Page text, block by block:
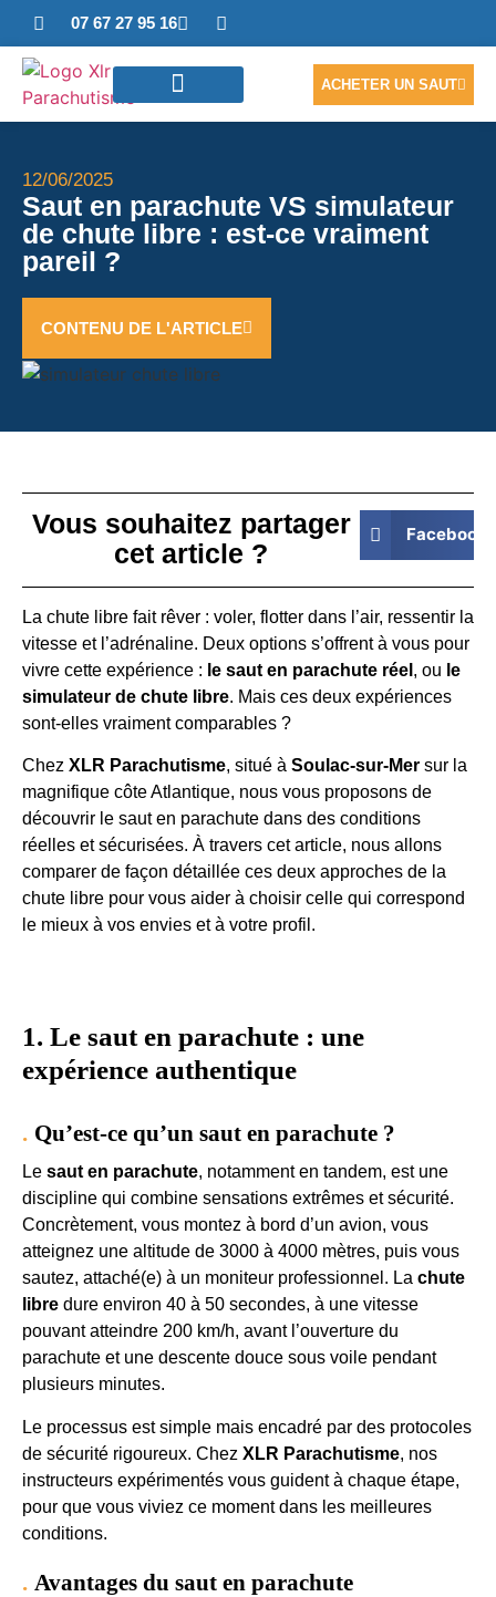
07 67 27 95 16
ACHETER UN SAUT
12/06/2025
Saut en parachute VS simulateur
de chute libre : est-ce vraiment
pareil ?
CONTENU DE L'ARTICLE
Vous souhaitez partager
cet article ?
Facebook
La chute libre fait rêver : voler, flotter dans l’air, ressentir la
vitesse et l’adrénaline. Deux options s’offrent à vous pour
vivre cette expérience : le saut en parachute réel , ou le
simulateur de chute libre. Mais ces deux expériences
sont-elles vraiment comparables ?
Chez XLR Parachutisme, situé à Soulac-sur-Mer sur la
magnifique côte Atlantique, nous vous proposons de
découvrir le saut en parachute dans des conditions
réelles et sécurisées. À travers cet article, nous allons
comparer de façon détaillée ces deux approches de la
chute libre pour vous aider à choisir celle qui correspond
le mieux à vos envies et à votre profil.
1. Le saut en parachute : une
expérience authentique
Qu’est-ce qu’un saut en parachute ?
Le saut en parachute, notamment en tandem, est une
discipline qui combine sensations extrêmes et sécurité.
Concrètement, vous montez à bord d’un avion, vous
atteignez une altitude de 3000 à 4000 mètres, puis vous
sautez, attaché(e) à un moniteur professionnel. La chute
libre dure environ 40 à 50 secondes, à une vitesse
pouvant atteindre 200 km/h, avant l’ouverture du
parachute et une descente douce sous voile pendant
plusieurs minutes.
Le processus est simple mais encadré par des protocoles
de sécurité rigoureux. Chez XLR Parachutisme, nos
instructeurs expérimentés vous guident à chaque étape,
pour que vous viviez ce moment dans les meilleures
conditions.
Avantages du saut en parachute